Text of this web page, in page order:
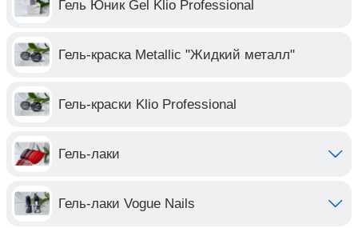
Гель Юник Gel Klio Professional
Гель-краска Metallic "Жидкий металл"
Гель-краски Klio Professional
Гель-лаки
Гель-лаки Vogue Nails